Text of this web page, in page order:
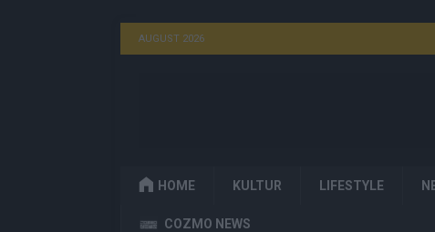
AUGUST 2026
HOME KULTUR LIFESTYLE
COZMO NEWS